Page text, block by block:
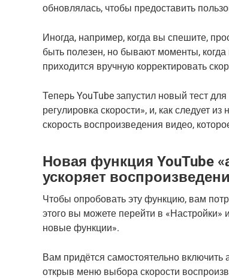
обновлялась, чтобы предоставить
Иногда, например, когда вы спешите,
быть полезен, но бывают моменты,
приходится вручную корректировать
Теперь YouTube запустил новый тест
регулировка скорости», и, как следует
скорость воспроизведения видео,
Новая функция YouTube
ускоряет
Чтобы опробовать эту функцию, вам
этого вы можете перейти в
новые функции».
Вам придётся самостоятельно включить
открыв меню выбора скорости